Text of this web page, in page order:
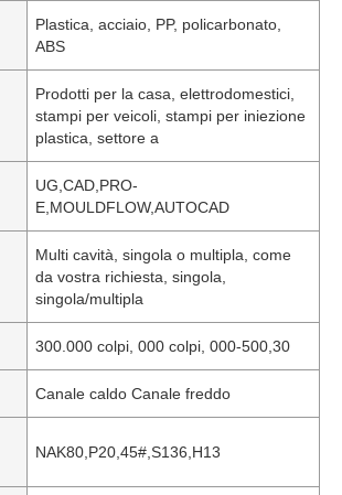
Plastica, acciaio, PP, policarbonato,
ABS
Prodotti per la casa, elettrodomestici,
stampi per veicoli, stampi per iniezione
plastica, settore a
UG,CAD,PRO-
E,MOULDFLOW,AUTOCAD
Multi cavità, singola o multipla, come
da vostra richiesta, singola,
singola/multipla
300.000 colpi, 000 colpi, 000-500,30
Canale caldo Canale freddo
NAK80,P20,45#,S136,H13